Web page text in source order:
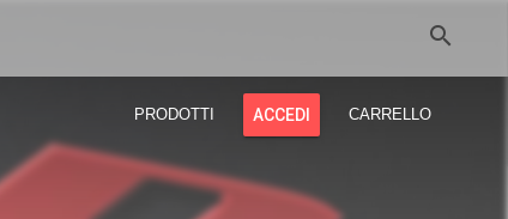
search
PRODOTTI ACCEDI CARRELLO